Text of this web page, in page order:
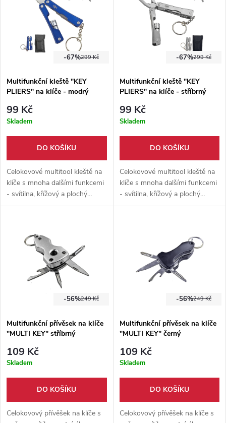
299 Kč
-67%
Multifunkční kleště "KEY
PLIERS" na klíče - modrý
99 Kč
Skladem
DO KOŠÍKU
Celokovové multitool kleště na
klíče s mnoha dalšími funkcemi
- svítilna, křížový a plochý
šroubovák, otvírák, nůž, pilka.
299 Kč
-67%
Multifunkční kleště "KEY
PLIERS" na klíče - stříbrný
99 Kč
Skladem
DO KOŠÍKU
Celokovové multitool kleště na
klíče s mnoha dalšími funkcemi
- svítilna, křížový a plochý
šroubovák, otvírák, nůž, pilka.
249 Kč
-56%
Multifunkční přívěsek na klíče
"MULTI KEY" stříbrný
109 Kč
Skladem
DO KOŠÍKU
Celokovový přívěšek na klíče s
249 Kč
-56%
Multifunkční přívěsek na klíče
"MULTI KEY" černý
109 Kč
Skladem
DO KOŠÍKU
Celokovový přívěšek na klíče s